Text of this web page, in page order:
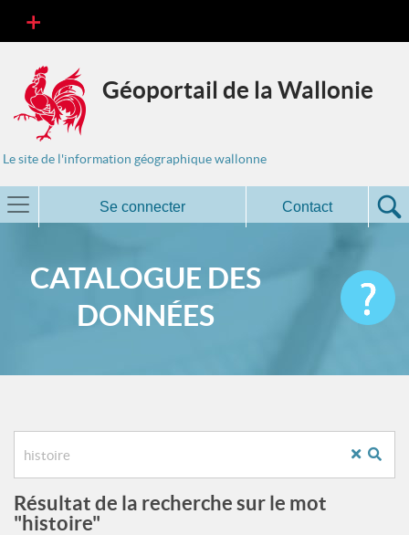
Géoportail de la Wallonie
Le site de l'information géographique wallonne
Se connecter Contact
CATALOGUE DES
DONNÉES
Résultat de la recherche sur le mot
"histoire"